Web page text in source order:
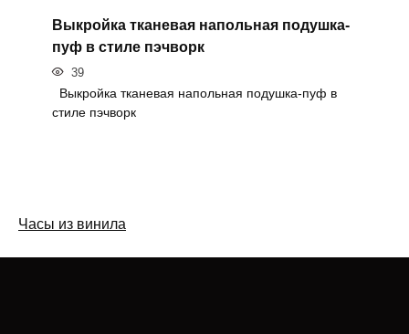
Выкройка тканевая напольная подушка-
пуф в стиле пэчворк
39
Выкройка тканевая напольная подушка-пуф в
стиле пэчворк
Часы из винила